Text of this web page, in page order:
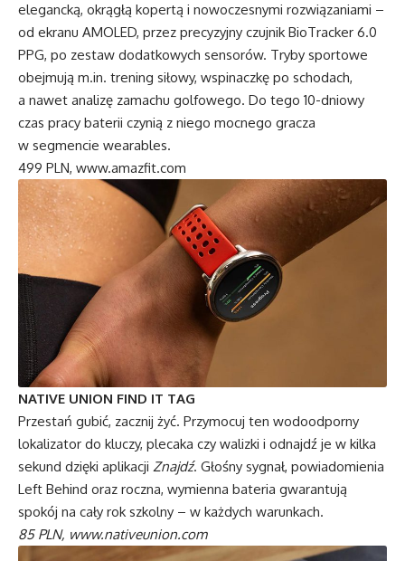
elegancką, okrągłą kopertą i nowoczesnymi rozwiązaniami –
od ekranu AMOLED, przez precyzyjny czujnik BioTracker 6.0
PPG, po zestaw dodatkowych sensorów. Tryby sportowe
obejmują m.in. trening siłowy, wspinaczkę po schodach,
a nawet analizę zamachu golfowego. Do tego 10-dniowy
czas pracy baterii czynią z niego mocnego gracza
w segmencie wearables.
499 PLN, www.amazfit.com
NATIVE UNION FIND IT TAG
Przestań gubić, zacznij żyć. Przymocuj ten wodoodporny
lokalizator do kluczy, plecaka czy walizki i odnajdź je w kilka
sekund dzięki aplikacji Znajdź. Głośny sygnał, powiadomienia
Left Behind oraz roczna, wymienna bateria gwarantują
spokój na cały rok szkolny – w każdych warunkach.
85 PLN, www.nativeunion.com